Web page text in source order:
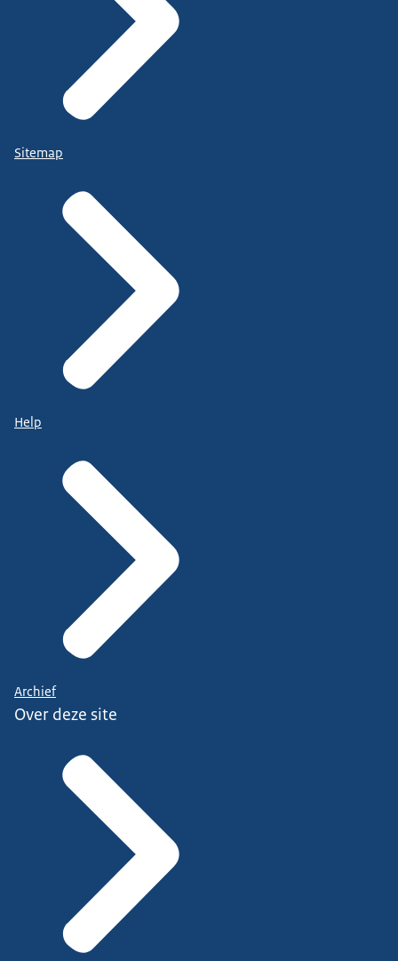
Sitemap
Help
Archief
Over deze site